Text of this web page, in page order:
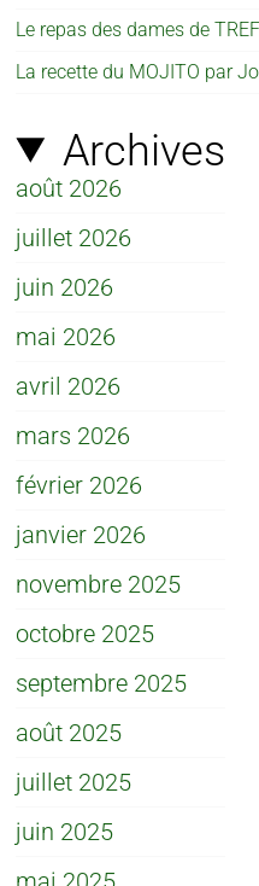
Le repas des dames de
La recette du MOJITO par
Archives
août 2026
juillet 2026
juin 2026
mai 2026
avril 2026
mars 2026
février 2026
janvier 2026
novembre 2025
octobre 2025
septembre 2025
août 2025
juillet 2025
juin 2025